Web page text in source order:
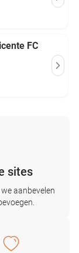
FC
sites
aanbevelen